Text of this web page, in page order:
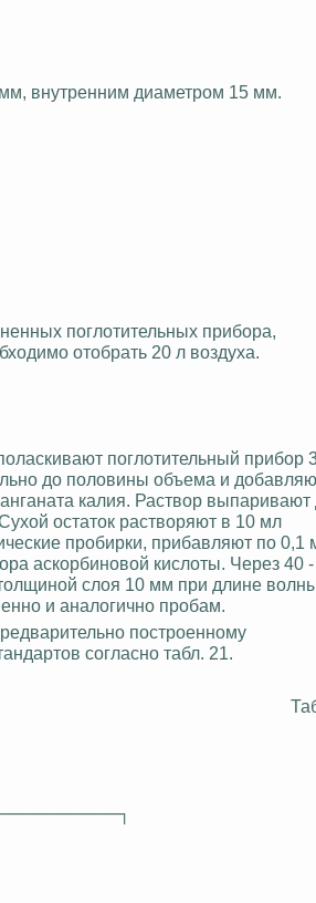
внутренним диаметром 15 мм.
поглотительных прибора,
отобрать 20 л воздуха.
поглотительный прибор
до половины объема и
калия. Раствор выпаривают
остаток растворяют в 10 мл
пробирки, прибавляют по 0,1
аскорбиновой кислоты. Через 40 -
слоя 10 мм при длине
и аналогично пробам.
построенному
согласно табл. 21.